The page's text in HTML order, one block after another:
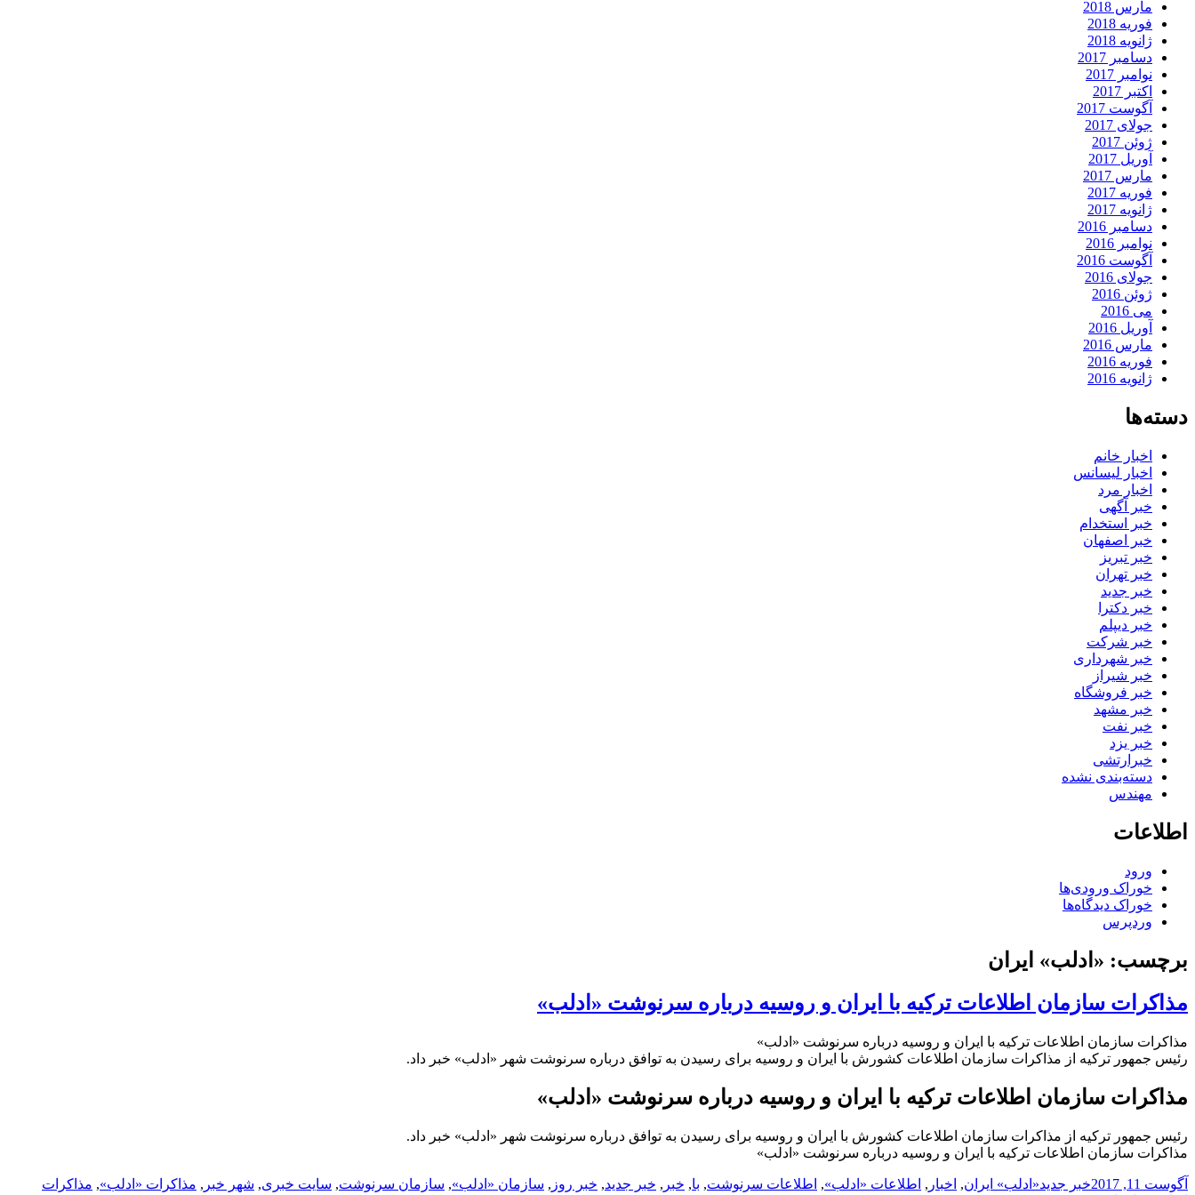
مارس 2018
فوریه 2018
ژانویه 2018
دسامبر 2017
نوامبر 2017
اکتبر 2017
آگوست 2017
جولای 2017
ژوئن 2017
آوریل 2017
مارس 2017
فوریه 2017
ژانویه 2017
دسامبر 2016
نوامبر 2016
آگوست 2016
جولای 2016
ژوئن 2016
می 2016
آوریل 2016
مارس 2016
فوریه 2016
ژانویه 2016
دسته‌ها
اخبار خانم
اخبار لیسانس
اخبار مرد
خبر آگهی
خبر استخدام
خبر اصفهان
خبر تبریز
خبر تهران
خبر جدید
خبر دکترا
خبر دیپلم
خبر شرکت
خبر شهرداری
خبر شیراز
خبر فروشگاه
خبر مشهد
خبر نفت
خبر یزد
خبرارتشی
دسته‌بندی نشده
مهندس
اطلاعات
ورود
خوراک ورودی‌ها
خوراک دیدگاه‌ها
وردپرس
برچسب: «ادلب» ایران
مذاکرات سازمان اطلاعات ترکیه با ایران و روسیه درباره سرنوشت «ادلب»
مذاکرات سازمان اطلاعات ترکیه با ایران و روسیه درباره سرنوشت «ادلب»
رئیس جمهور ترکیه از مذاکرات سازمان اطلاعات کشورش با ایران و روسیه برای رسیدن به توافق درباره سرنوشت شهر «ادلب» خبر داد.
مذاکرات سازمان اطلاعات ترکیه با ایران و روسیه درباره سرنوشت «ادلب»
رئیس جمهور ترکیه از مذاکرات سازمان اطلاعات کشورش با ایران و روسیه برای رسیدن به توافق درباره سرنوشت شهر «ادلب» خبر داد.
مذاکرات سازمان اطلاعات ترکیه با ایران و روسیه درباره سرنوشت «ادلب»
ارسال
آگوست 11, 2017 نویسنده
دسته‌ها
خبر جدیدبرچسب‌ها
«ادلب» ایران, اخبار , اطلاعات «ادلب», اطلاعات سرنوشت, با, خبر , خبر جدید, خبر روز , سازمان «ادلب», سازمان سرنوشت, سایت خبری, شهر خبر , مذاکرات «ادلب», مذاکرات